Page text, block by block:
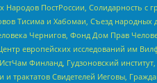
ПостРоссии, Солидарность с
Тисима и Хабомаи, Съезд
Чернигов, Фонд Дом Прав
европейских исследований им
Финланд, Гудзоновский
Свидетелей Иеговы,